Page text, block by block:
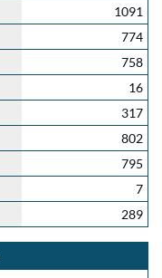
1091
774
758
16
317
802
795
7
289